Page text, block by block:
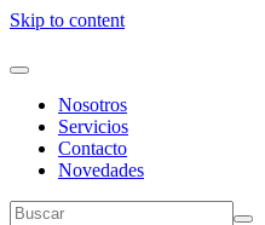
Skip to content
Nosotros
Servicios
Contacto
Novedades